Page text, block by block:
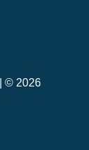
© 2026